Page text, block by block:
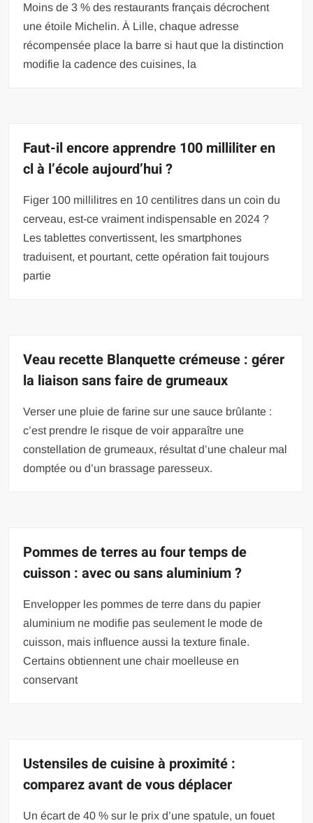
Moins de 3 % des restaurants français décrochent
une étoile Michelin. À Lille, chaque adresse
récompensée place la barre si haut que la distinction
modifie la cadence des cuisines, la
Faut-il encore apprendre 100 milliliter en
cl à l’école aujourd’hui ?
Figer 100 millilitres en 10 centilitres dans un coin du
cerveau, est-ce vraiment indispensable en 2024 ?
Les tablettes convertissent, les smartphones
traduisent, et pourtant, cette opération fait toujours
partie
Veau recette Blanquette crémeuse : gérer
la liaison sans faire de grumeaux
Verser une pluie de farine sur une sauce brûlante :
c’est prendre le risque de voir apparaître une
constellation de grumeaux, résultat d’une chaleur mal
domptée ou d’un brassage paresseux.
Pommes de terres au four temps de
cuisson : avec ou sans aluminium ?
Envelopper les pommes de terre dans du papier
aluminium ne modifie pas seulement le mode de
cuisson, mais influence aussi la texture finale.
Certains obtiennent une chair moelleuse en
conservant
Ustensiles de cuisine à proximité :
comparez avant de vous déplacer
Un écart de 40 % sur le prix d’une spatule, un fouet